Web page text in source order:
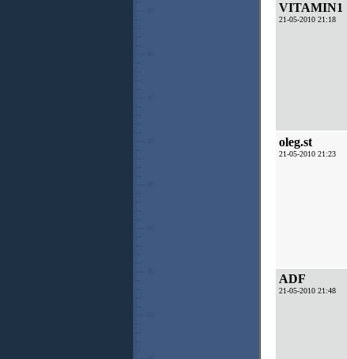
VITAMIN1
21-05-2010 21:18
oleg.st
21-05-2010 21:23
ADF
21-05-2010 21:48